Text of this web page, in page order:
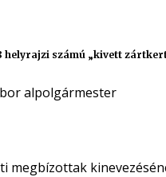
számú „kivett
alpolgármester
megbízottak